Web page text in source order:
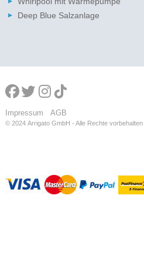
Deep Blue Salzanlage
Impressum AGB
© 2024 Arrigato GmbH - Alle Rechte vorbehalten